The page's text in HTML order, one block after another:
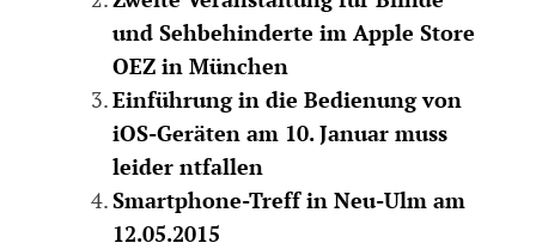
und Sehbehinderte im Apple Store
OEZ in München
Einführung in die Bedienung von
iOS-Geräten am 10. Januar muss
leider ntfallen
Smartphone-Treff in Neu-Ulm am
12.05.2015